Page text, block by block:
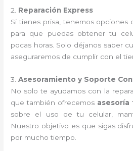
2. Reparación Express
Si tienes prisa, tenemos opciones
para que puedas obtener tu
pocas horas. Solo déjanos saber
aseguraremos de cumplir con el
3.Asesoramiento y Soporte
No solo te ayudamos con la
que también ofrecemos asesoría
sobre el uso de tu celular,
Nuestro objetivo es que sigas
por mucho tiempo.